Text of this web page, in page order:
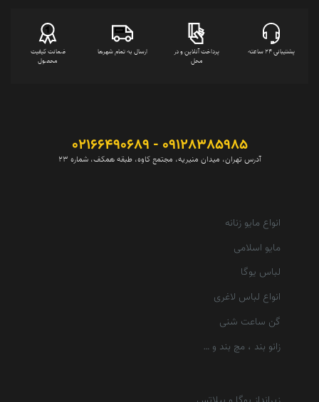
پشتیبانی 24 ساعته
پرداخت آنلاین و در
محل
ارسال به تمام شهرها
ضمانت کیفیت
محصول
09128385985 - 02166490689
آدرس تهران، میدان منیریه، مجتمع کاوه، طبقه همکف، شماره 23
انواع مایو زنانه
مایو اسلامی
لباس یوگا
انواع لباس لاغری
گن ساعت شنی
زانو بند ، مچ بند و …